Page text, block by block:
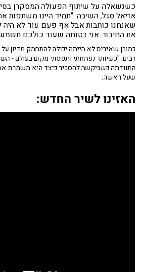
כשנשאלה על שיתוף הפעולה המסקרן
אריאל סגל, השיבה: "תמיד היינו משתפות
שאנחנו כותבות אבל אף פעם עוד לא היה
את החיבור. אני בטוחה שעוד כולכם
כמובן שאיריס לא הייתה יכולה להתחמק מדיון
רבים. "כשיותר נפתחתי ותפסתי מקום בעולם -
התוודתה כשביקשה להסביר כיצד היא משמרת
שעל ראשה.
האזינו לשיר החדש: